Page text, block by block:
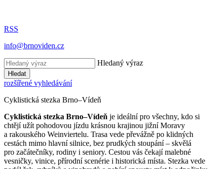
RSS
info@brnoviden.cz
Hledaný výraz
Hledat
rozšířené vyhledávání
Cyklistická stezka Brno–Vídeň
Cyklistická stezka Brno–Vídeň je ideální pro všechny, kdo si
chtějí užít pohodovou jízdu krásnou krajinou jižní Moravy
a rakouského Weinviertelu. Trasa vede převážně po klidných
cestách mimo hlavní silnice, bez prudkých stoupání – skvělá
pro začátečníky, rodiny i seniory. Cestou vás čekají malebné
vesničky, vinice, přírodní scenérie i historická místa. Stezka vede